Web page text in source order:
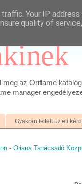
az Oriflame
manager
Gyakran feltett üzleti
- Oriana Tanácsadó
Your IP address
quality of